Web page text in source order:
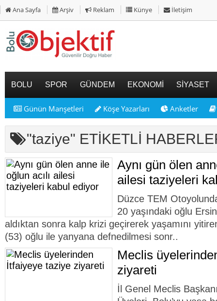
Ana Sayfa Arşiv Reklam Künye İletişim
BOLU SPOR GÜNDEM EKONOMİ SİYASET
Günün Manşetleri Köşe Yazarları Anketler
"taziye" ETİKETLİ
Aynı gün ölen
ailesi taziyeleri
Düzce TEM
20 yaşındaki oğlu Ersin
aldıktan sonra kalp krizi geçirerek yaşamını
(53) oğlu ile yanyana defnedilmesi sonr..
Meclis
ziyareti
İl Genel Meclis